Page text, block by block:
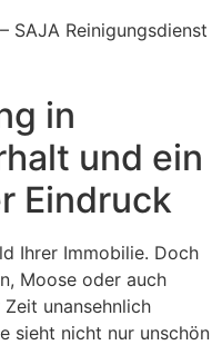
SAJA Reinigungsdienst
in
und ein
Eindruck
Ihrer Immobilie. Doch
Moose oder auch
unansehnlich
sieht nicht nur unschön